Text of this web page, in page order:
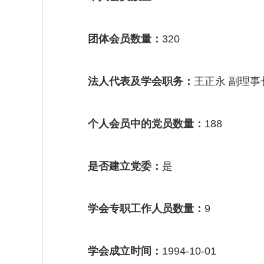
团体会员数量： 320
法人代表及学会职务： 王正永 副理事
个人会员中的党员数量： 188
是否建立党委： 是
学会专职工作人员数量： 9
学会成立时间： 1994-10-01